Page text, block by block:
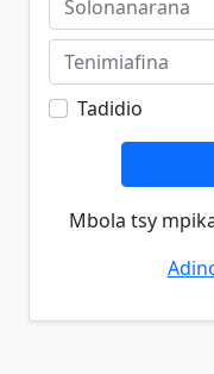
Tadidio
Mbola tsy